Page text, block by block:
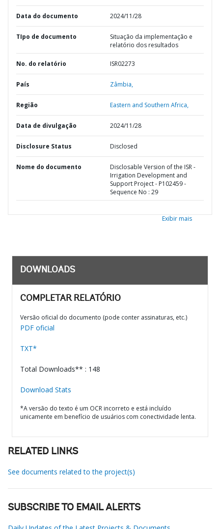
Data do documento 2024/11/28
TIpo de documento
Situação da implementação e
relatório dos resultados
No. do relatório ISR02273
País Zâmbia,
Região Eastern and Southern Africa,
Data de divulgação 2024/11/28
Disclosure Status Disclosed
Nome do documento
Disclosable Version of the ISR -
Irrigation Development and
Support Project - P102459 -
Sequence No : 29
Exibir mais
DOWNLOADS
COMPLETAR RELATÓRIO
Versão oficial do documento (pode conter assinaturas, etc.)
PDF oficial
TXT*
Total Downloads** : 148
Download Stats
*A versão do texto é um OCR incorreto e está incluído
unicamente em benefício de usuários com conectividade lenta.
RELATED LINKS
See documents related to the project(s)
SUBSCRIBE TO EMAIL ALERTS